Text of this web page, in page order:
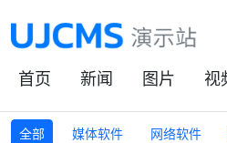
首页 新闻 图片 视
全部 媒体软件 网络软件